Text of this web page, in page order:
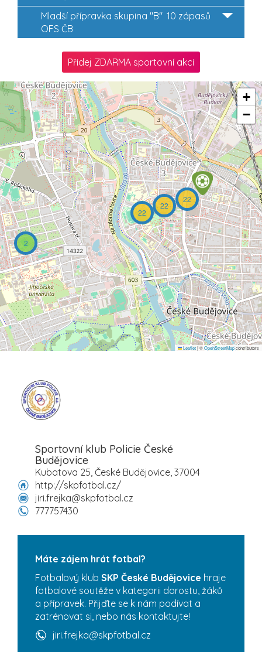
10 zápasů
Mladší přípravka skupina "B"
OFS ČB
Přidej ZDARMA sportovní akci
2
22
22
22
+
−
Leaflet|©OpenStreetMapcontributors
Sportovní klub Policie České
Budějovice
Kubatova 25, České Budějovice, 37004
http://skpfotbal.cz/
jiri.frejka@skpfotbal.cz
777757430
Máte zájem hrát fotbal?
Fotbalový klub SKP České Budějovice hraje
fotbalové soutěže v kategorii dorostu, žáků
a přípravek. Přijďte se k nám podívat a
zatrénovat si, nebo nás kontaktujte!
jiri.frejka@skpfotbal.cz